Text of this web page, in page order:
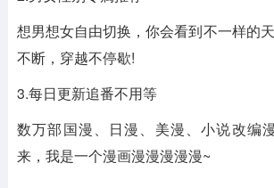
想男想女自由切换，你会看到不一样的
不断，穿越不停歇!
3.每日更新追番不用等
数万部国漫、日漫、美漫、小说改
来，我是一个漫画漫漫漫漫漫~